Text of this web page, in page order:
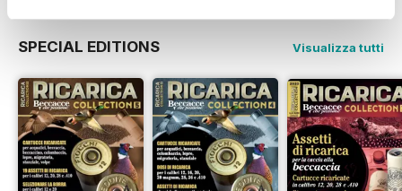
SPECIAL EDITIONS Visualizza tutti